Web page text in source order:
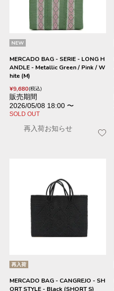
NEW
MERCADO BAG - SERIE - LONG H
ANDLE - Metallic Green / Pink / W
hite (M)
¥9,680 税込
販売期間
2026/05/08 18:00 〜
SOLD OUT
再入荷お知らせ
再入荷
MERCADO BAG - CANGREJO - SH
ORT STYLE - Black (SHORT S)